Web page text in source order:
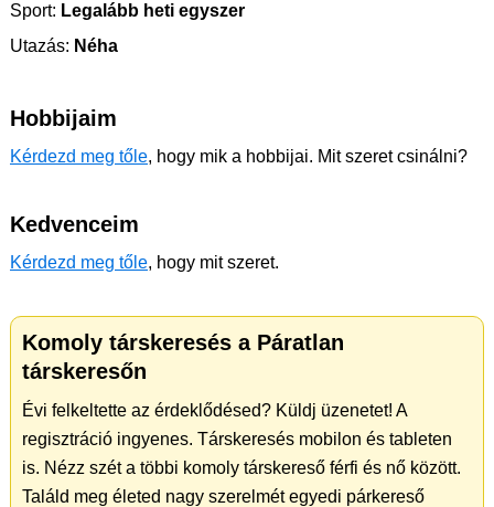
Sport: Legalább heti egyszer
Utazás: Néha
Hobbijaim
Kérdezd meg tőle, hogy mik a hobbijai. Mit szeret csinálni?
Kedvenceim
Kérdezd meg tőle, hogy mit szeret.
Komoly társkeresés a Páratlan
társkeresőn
Évi felkeltette az érdeklődésed? Küldj üzenetet! A
regisztráció ingyenes. Társkeresés mobilon és tableten
is. Nézz szét a többi komoly társkereső férfi és nő között.
Találd meg életed nagy szerelmét egyedi párkereső